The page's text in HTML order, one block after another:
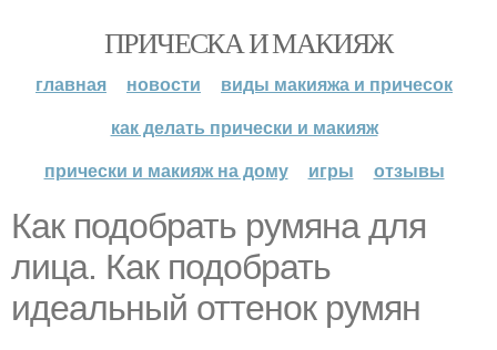
ПРИЧЕСКА И МАКИЯЖ
главная новости
виды макияжа и причесок
как делать прически и макияж
прически и макияж на дому
игры отзывы
Как подобрать румяна для
лица. Как подобрать
идеальный оттенок румян